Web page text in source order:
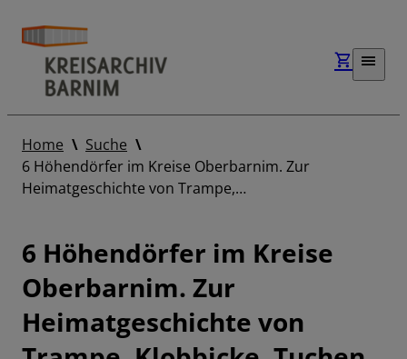
Home
Suche
6 Höhendörfer im Kreise Oberbarnim. Zur
Heimatgeschichte von Trampe,…
6 Höhendörfer im Kreise
Oberbarnim. Zur
Heimatgeschichte von